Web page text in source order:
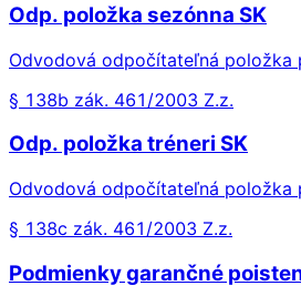
Odp. položka sezónna SK
Odvodová odpočítateľná položka
§ 138b zák. 461/2003 Z.z.
Odp. položka tréneri SK
Odvodová odpočítateľná položka
§ 138c zák. 461/2003 Z.z.
Podmienky garančné